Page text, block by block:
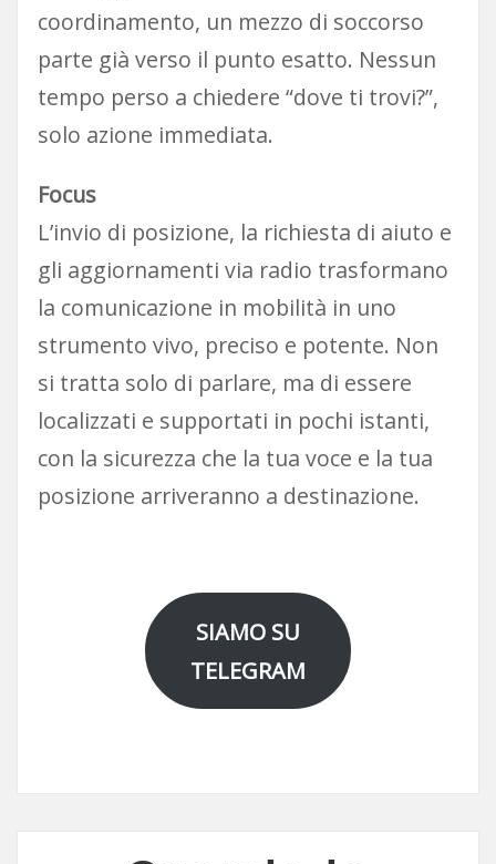
coordinamento, un mezzo di soccorso
parte già verso il punto esatto. Nessun
tempo perso a chiedere “dove ti trovi?”,
solo azione immediata.
Focus
L’invio di posizione, la richiesta di aiuto e
gli aggiornamenti via radio trasformano
la comunicazione in mobilità in uno
strumento vivo, preciso e potente. Non
si tratta solo di parlare, ma di essere
localizzati e supportati in pochi istanti,
con la sicurezza che la tua voce e la tua
posizione arriveranno a destinazione.
SIAMO SU
TELEGRAM